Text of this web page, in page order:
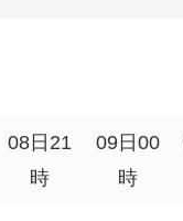
08日21
時
09日00
時